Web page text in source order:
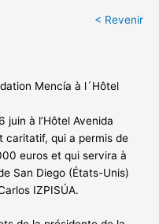
< Revenir
Mencía à l´Hôtel
juin à l’Hôtel Avenida
caritatif, qui a permis de
euros et qui servira à
San Diego (États-Unis)
IZPISÚA.